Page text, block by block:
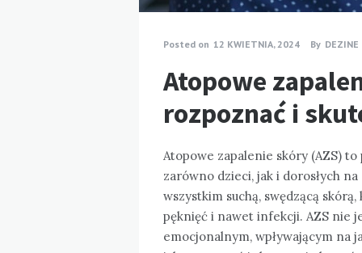
Posted on 12 KWIETNIA, 2024 By DEZINE
Atopowe
rozpoznać i
Atopowe zapalenie skóry (AZS)
zarówno dzieci, jak i dorosłych
wszystkim suchą, swędzącą
pęknięć i nawet infekcji. AZS nie
emocjonalnym, wpływającym na